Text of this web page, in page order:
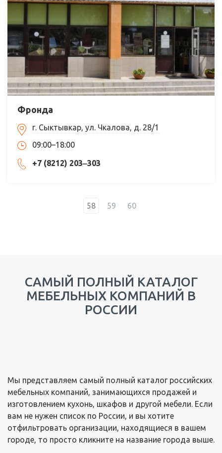
Фронда
г. Сыктывкар, ул. Чкалова, д. 28/1
09:00–18:00
+7 (8212) 203‒303
58 59 60
САМЫЙ ПОЛНЫЙ КАТАЛОГ
МЕБЕЛЬНЫХ КОМПАНИЙ В
РОССИИ
Мы представляем самый полный каталог российских
мебельных компаний, занимающихся продажей и
изготовлением кухонь, шкафов и другой мебели. Если
вам не нужен список по России, и вы хотите
отфильтровать организации, находящиеся в вашем
городе, то просто кликните на название города выше.